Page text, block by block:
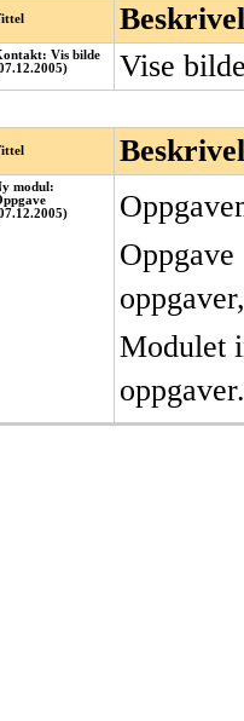
Vis bilde
Vise
modul:
Modulet
oppgaver.